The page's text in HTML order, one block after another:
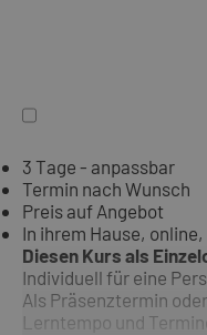
3 Tage - anpassbar
Termin nach Wunsch
Preis auf Angebot
In ihrem Hause, online,
Diesen Kurs als
Individuell für eine
Als Präsenztermin
Lerntempo und